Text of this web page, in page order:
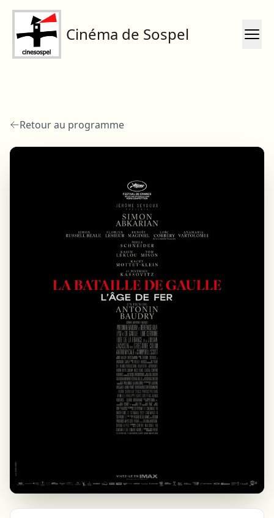
Cinéma de Sospel
Retour au programme